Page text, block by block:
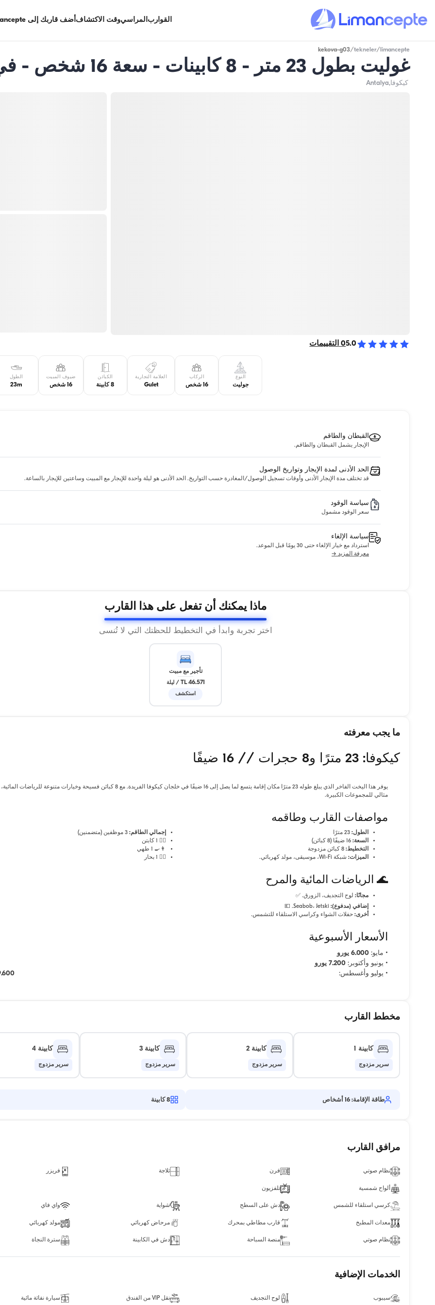
القواربالمراسيوقت الاكتشافأضف قاربك إلى Limancepte
limancepte
/
tekneler
/
kekova-g03
غوليت بطول 23 متر - 8 كابينات - سعة 16 شخص - في كيكوفا
كيكوفا,Antalya
5.0
0 التقييمات
النوع
جوليت
الركاب
16 شخص
العلامة التجارية
Gulet
الكبائن
8 كابينة
ضيوف المبيت
16 شخص
الطول
23m
القبطان والطاقم
الإيجار يشمل القبطان والطاقم.
الحد الأدنى لمدة الإيجار وتواريخ الوصول
قد تختلف مدة الإيجار الأدنى وأوقات تسجيل الوصول/المغادرة حسب التواريخ. الحد الأدنى هو ليلة واحدة للإيجار مع المبيت وساعتين للإيجار بالساعة.
سياسة الوقود
سعر الوقود مشمول
سياسة الإلغاء
استرداد مع خيار الإلغاء حتى 30 يومًا قبل الموعد.
معرفة المزيد →
ماذا يمكنك أن تفعل على هذا القارب
اختر تجربة وابدأ في التخطيط للحظتك التي لا تُنسى
تأجير مع مبيت
46.571 TL
/ليلة
استكشف
ما يجب معرفته
كيكوفا: 23 مترًا و8 حجرات // 16 ضيفًا
يوفر هذا اليخت الفاخر الذي يبلغ طوله 23 مترًا مكان إقامة يتسع لما يصل إلى 16 ضيفًا في خلجان كيكوفا الفريدة. مع 8 كبائن فسيحة وخيارات متنوعة للرياضات
مثالي للمجموعات الكبيرة.
مواصفات القارب وطاقمه
الطول:
السعة:
التخطيط:
الميزات: شبكة Wi-Fi، موسيقى، مولد كهربائي.
إجمالي الطاقم:
👨‍✈️ 1 كابتن
👨‍🍳 1 طهي
🧑‍✈️ 1 بحار
🌊 الرياضات المائية والمرح
مجانًا: لوح التجديف، الزورق. ✅
إضافي (مدفوع):
أخرى: حفلات الشواء وكراسي الاستلقاء للتشمس.
الأسعار الأسبوعية
• مايو: 6.000 يورو
• يونيو وأكتوبر: 7.200 يورو
• يوليو وأغسطس:
9.600
مخطط القارب
كابينة 1
سرير مزدوج
كابينة 2
سرير مزدوج
كابينة 3
سرير مزدوج
كابينة 4
سرير مزدوج
طاقة الإقامة: 16 أشخاص 8 كابينة
مرافق القارب
نظام صوتي فرن ثلاجة فريزر
ألواح شمسية تلفزيون
كرسي استلقاء للشمس دش على السطح شواية واي فاي
معدات المطبخ قارب مطاطي بمحرك مرحاض كهربائي مولد كهربائي
نظام صوتي منصة السباحة دش في الكابينة سترة النجاة
الخدمات الإضافية
سيبوب لوح التجديف نقل VIP من الفندق سيارة نفاثة مائية